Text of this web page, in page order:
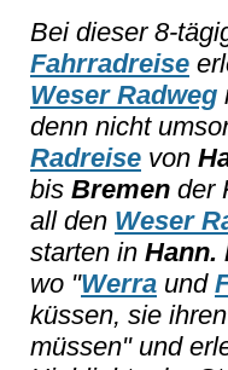
Bei dieser 8-
Fahrradreise
Weser Radweg
denn nicht
Radreise von
bis Bremen der
all den Weser
starten in Hann.
wo "Werra und
küssen, sie
müssen" und